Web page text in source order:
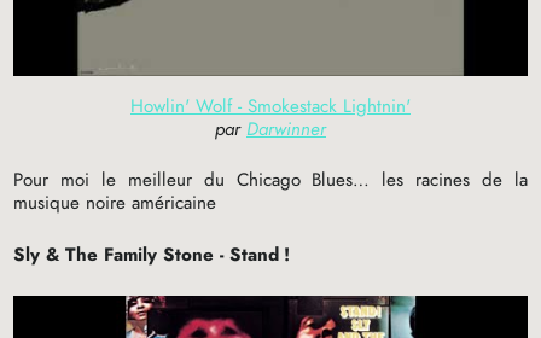
Howlin' Wolf - Smokestack Lightnin'
parDarwinner
Pour moi le meilleur du Chicago Blues… les racines de la
musique noire américaine
Sly & The Family Stone - Stand !